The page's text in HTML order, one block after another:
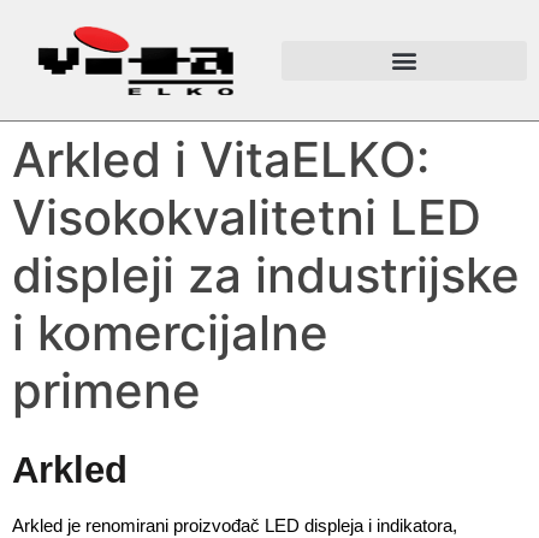
Arkled i VitaELKO:
Visokokvalitetni LED
displeji za industrijske
i komercijalne
primene
Arkled
Arkled je renomirani proizvođač LED displeja i indikatora,